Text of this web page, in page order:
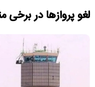
لغو پروازها در